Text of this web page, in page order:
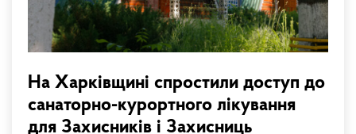
На Харківщині спростили доступ до
санаторно-курортного лікування
для Захисників і Захисниць